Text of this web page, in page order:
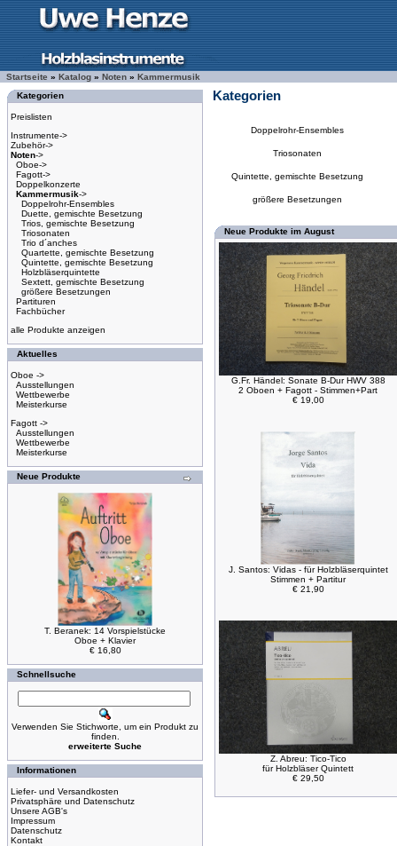
Startseite » Katalog » Noten » Kammermusik
Kategorien
Preislisten
Instrumente->
Zubehör->
Noten->
Oboe->
Fagott->
Doppelkonzerte
Kammermusik->
Doppelrohr-Ensembles
Duette, gemischte Besetzung
Trios, gemischte Besetzung
Triosonaten
Trio d´anches
Quartette, gemischte Besetzung
Quintette, gemischte Besetzung
Holzbläserquintette
Sextett, gemischte Besetzung
größere Besetzungen
Partituren
Fachbücher
alle Produkte anzeigen
Aktuelles
Oboe ->
Ausstellungen
Wettbewerbe
Meisterkurse
Fagott ->
Ausstellungen
Wettbewerbe
Meisterkurse
Neue Produkte
T. Beranek: 14 Vorspielstücke
Oboe + Klavier
€ 16,80
Schnellsuche
Verwenden Sie Stichworte, um ein Produkt zu
finden.
erweiterte Suche
Informationen
Liefer- und Versandkosten
Privatsphäre und Datenschutz
Unsere AGB's
Impressum
Datenschutz
Kontakt
Kategorien
Doppelrohr-Ensembles
Triosonaten
Quintette, gemischte Besetzung
größere Besetzungen
Neue Produkte im August
G.Fr. Händel: Sonate B-Dur HWV 388
2 Oboen + Fagott - Stimmen+Part
€ 19,00
J. Santos: Vidas - für Holzbläserquintet
Stimmen + Partitur
€ 21,90
Z. Abreu: Tico-Tico
für Holzbläser Quintett
€ 29,50